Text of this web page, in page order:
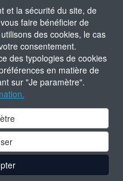
et la sécurité du site, de
faire bénéficier de
des cookies, le cas
consentement.
des typologies de cookies
en matière de
sur "Je paramètre".